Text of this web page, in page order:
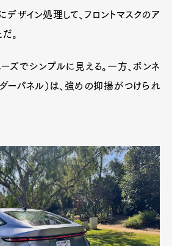
デザイン処理して、フロントマスクのア
。
ーズでシンプルに見える。一方、ボンネ
ダーパネル）は、強めの抑揚がつけられ